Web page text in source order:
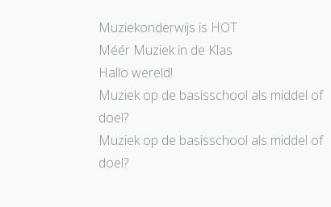
Muziekonderwijs is HOT
Méér Muziek in de Klas
Hallo wereld!
Muziek op de basisschool als middel of
doel?
Muziek op de basisschool als middel of
doel?